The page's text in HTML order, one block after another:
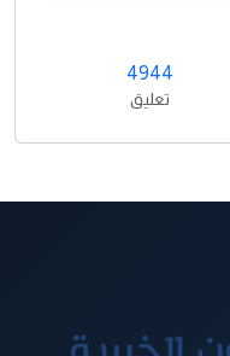
4944
تعليق